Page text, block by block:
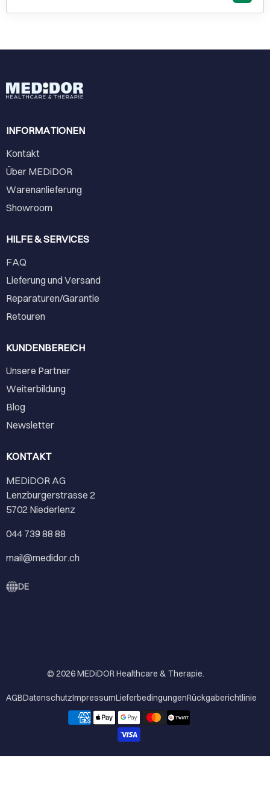
INFORMATIONEN
Kontakt
Über MEDiDOR
Warenanlieferung
Showroom
HILFE & SERVICES
FAQ
Lieferung und Versand
Reparaturen/Garantie
Retouren
KUNDENBEREICH
Unsere Partner
Weiterbildung
Blog
Newsletter
KONTAKT
MEDiDOR AG
Lenzburgerstrasse 2
5702 Niederlenz
044 739 88 88
mail@medidor.ch
DE
© 2026MEDiDOR Healthcare & Therapie.
AGBDatenschutzImpressumLieferbedingungenRückgaberichtlinie